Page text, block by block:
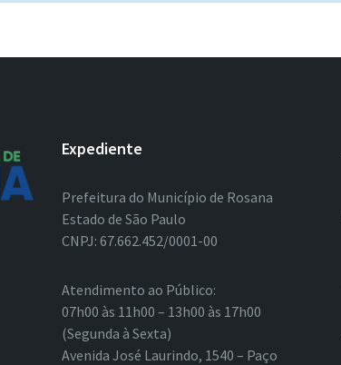
Expediente
Prefeitura do Município de Rosana
Estado de São Paulo
CNPJ: 67.662.452/0001-00
Atendimento ao Público:
07h00 às 11h00 – 13h00 às 17h00
(Segunda à Sexta)
Avenida José Laurindo, 1540 – Paço